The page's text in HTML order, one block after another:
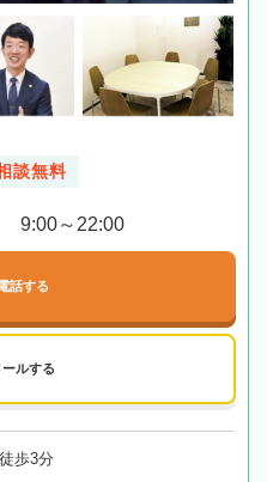
談無料
9:00～22:00
話する
ールする
歩3分